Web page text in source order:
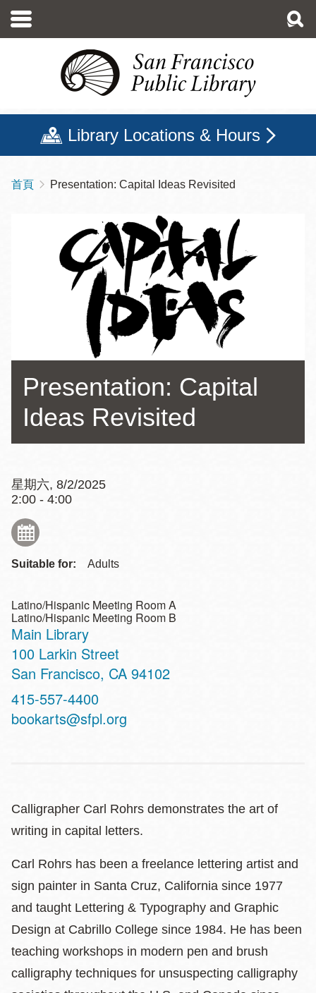
至
Library Locations & Hours
導
首頁 Presentation: Capital Ideas Revisited
Presentation: Capital
Ideas Revisited
星期六, 8/2/2025
2:00 - 4:00
Suitable for: Adults
Latino/Hispanic Meeting Room A
Latino/Hispanic Meeting Room B
Main Library
Address
100 Larkin Street
San Francisco, CA 94102
Contact
Telephone
415-557-4400
bookarts@sfpl.org
Calligrapher Carl Rohrs demonstrates the art of
writing in capital letters.
Carl Rohrs has been a freelance lettering artist and
sign painter in Santa Cruz, California since 1977
and taught Lettering & Typography and Graphic
Design at Cabrillo College since 1984. He has been
teaching workshops in modern pen and brush
calligraphy techniques for unsuspecting calligraphy